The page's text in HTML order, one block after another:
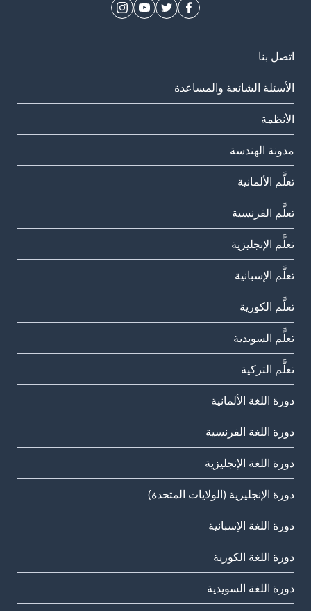
اتصل بنا
الأسئلة الشائعة والمساعدة
الأنظمة
مدونة الهندسة
تعلَّم الألمانية
تعلَّم الفرنسية
تعلَّم الإنجليزية
تعلَّم الإسبانية
تعلَّم الكورية
تعلَّم السويدية
تعلَّم التركية
دورة اللغة الألمانية
دورة اللغة الفرنسية
دورة اللغة الإنجليزية
دورة الإنجليزية (الولايات المتحدة)
دورة اللغة الإسبانية
دورة اللغة الكورية
دورة اللغة السويدية